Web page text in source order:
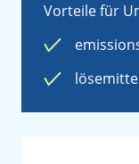
Vorteile für